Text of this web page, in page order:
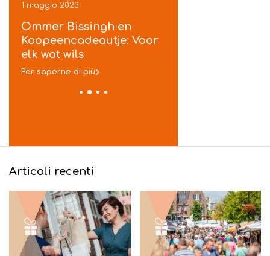
1 maggio 2023
Ommer Bissingh en
Koopeencadeautje: Voor
elk wat wils
Per saperne di più
Articoli recenti